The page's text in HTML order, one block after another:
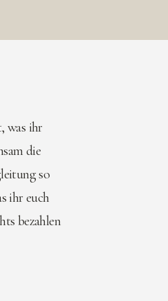
was ihr
die
so
ihr euch
bezahlen